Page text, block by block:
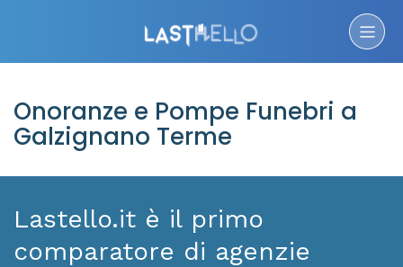
Onoranze e Pompe Funebri a
Galzignano Terme
Lastello.it è il primo
comparatore di agenzie